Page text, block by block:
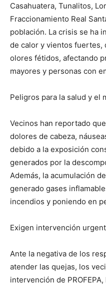
Casahuatera, Tunalitos,
Fraccionamiento Real
población. La crisis se ha
de calor y vientos fuertes,
olores fétidos, afectando
mayores y personas con
Peligros para la salud y el
Vecinos han reportado
dolores de cabeza,
debido a la exposición
generados por la
Además, la acumulación
generado gases
incendios y poniendo en
Exigen intervención
Ante la negativa de los
atender las quejas, los
intervención de